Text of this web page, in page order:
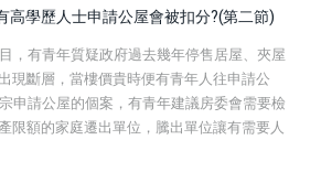
高學歷人士申請公屋會被扣分?(第二節)
，有青年質疑政府過去幾年停售居屋、夾屋
現斷層，當樓價貴時便有青年人往申請公
申請公屋的個案，有青年建議房委會需要檢
限額的家庭遷出單位，騰出單位讓有需要人